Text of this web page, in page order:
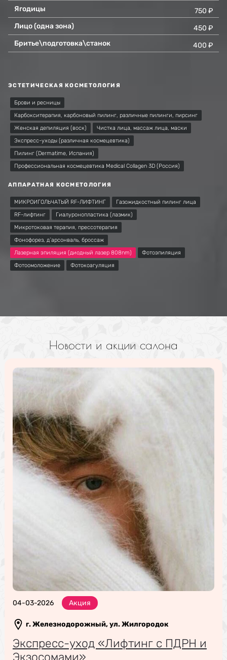
Ягодицы
750 ₽
Лицо (одна зона)
450 ₽
Бритье\подготовка\станок
400 ₽
ЭСТЕТИЧЕСКАЯ КОСМЕТОЛОГИЯ
Брови и ресницы
Карбокситерапия, карбоновый пилинг, различные пилинги, пирсинг
Женская депиляция (воск)
Чистка лица, массаж лица, маски
Экспресс-уходы (различная космецевтика)
Пилинг (Dermatime, Испания)
Профессиональная космецевтика Medical Collagen 3D (Россия)
АППАРАТНАЯ КОСМЕТОЛОГИЯ
МИКРОИГОЛЬЧАТЫЙ RF-ЛИФТИНГ
Газожидкостный пилинг лица
RF-лифтинг
Гиалуронопластика (лазмик)
Микротоковая терапия, прессотерапия
Фонофорез, д`арсонваль, броссаж
Лазерная эпиляция (диодный лазер 808nm)
Фотоэпиляция
Фотоомоложение
Фотокоагуляция
Новости и акции салона
04-03-2026 Акция
г. Железнодорожный, ул. Жилгородок
Экспресс-уход «Лифтинг с ПДРН и
Экзосомами»